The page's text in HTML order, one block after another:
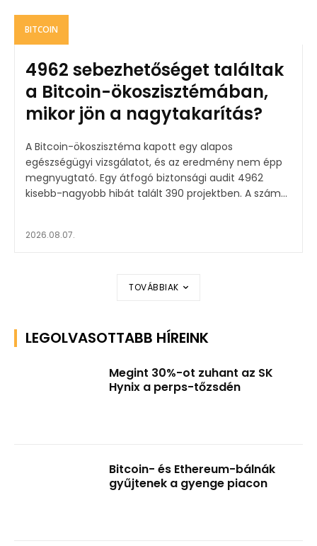
BITCOIN
4962 sebezhetőséget találtak
a Bitcoin-ökoszisztémában,
mikor jön a nagytakarítás?
A Bitcoin-ökoszisztéma kapott egy alapos
egészségügyi vizsgálatot, és az eredmény nem épp
megnyugtató. Egy átfogó biztonsági audit 4962
kisebb-nagyobb hibát talált 390 projektben. A szám...
2026.08.07.
TOVÁBBIAK
LEGOLVASOTTABB HÍREINK
Megint 30%-ot zuhant az SK
Hynix a perps-tőzsdén
Bitcoin- és Ethereum-bálnák
gyűjtenek a gyenge piacon